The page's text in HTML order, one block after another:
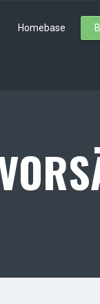
Homebase